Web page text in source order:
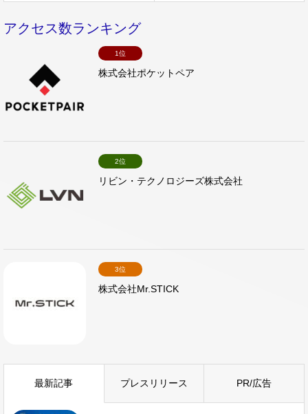
アクセス数ランキング
1位
株式会社ポケットペア
2位
リビン・テクノロジーズ株式会社
3位
株式会社Mr.STICK
最新記事 プレスリリース PR/広告